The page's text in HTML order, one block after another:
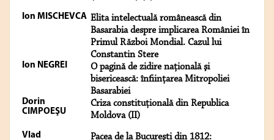
Ion MISCHEVCA Elita intelectuală românească din
Basarabia despre implicarea României în
Primul Război Mondial. Cazul lui
Constantin Stere
Ion NEGREI
O pagină de zidire naţională şi
bisericească: înfiinţarea Mitropoliei
Basarabiei
Dorin
CIMPOEŞU
Criza constituţională din Republica
Moldova (II)
Vlad Pacea de la Bucureşti din 1812: